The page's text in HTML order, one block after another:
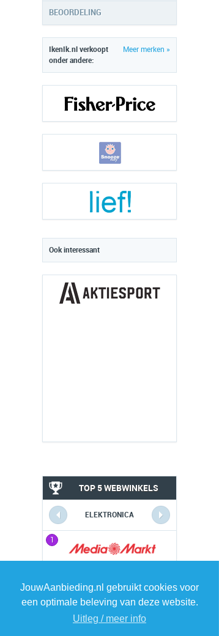
JouwAanbieding.nl gebruikt cookies voor
een optimale beleving van deze website.
Uitleg / meer info
BEOORDELING
Meer merken »
IkenIk.nl verkoopt
onder andere:
Ook interessant
TOP 5 WEBWINKELS
ELEKTRONICA
1